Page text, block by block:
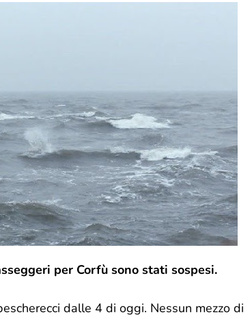
per Corfù sono stati sospesi.
dalle 4 di oggi. Nessun mezzo di